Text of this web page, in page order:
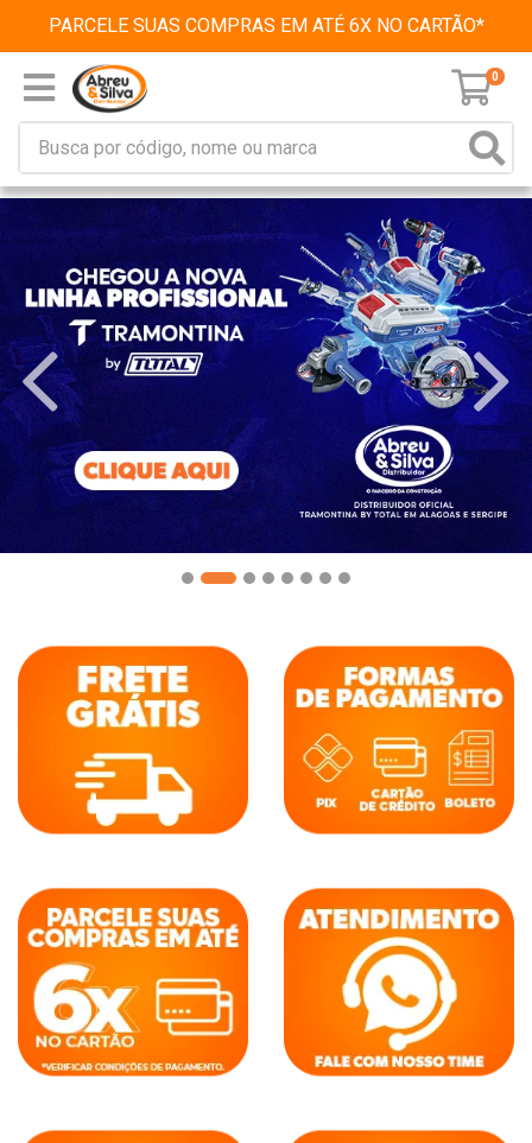
PARCELE SUAS COMPRAS EM ATÉ 6X NO CARTÃO*
0